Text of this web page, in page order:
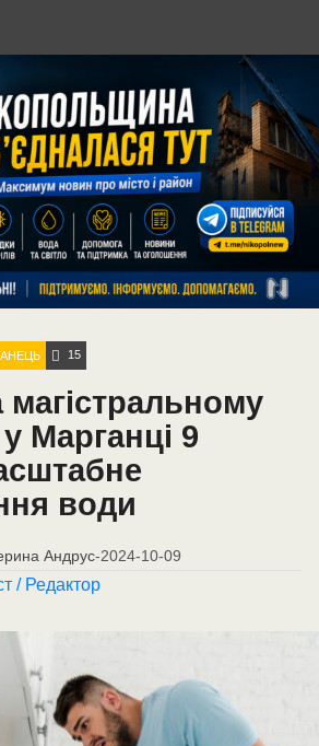
15
Марганці 9
води
Андрус-2024-10-09
/ Редактор